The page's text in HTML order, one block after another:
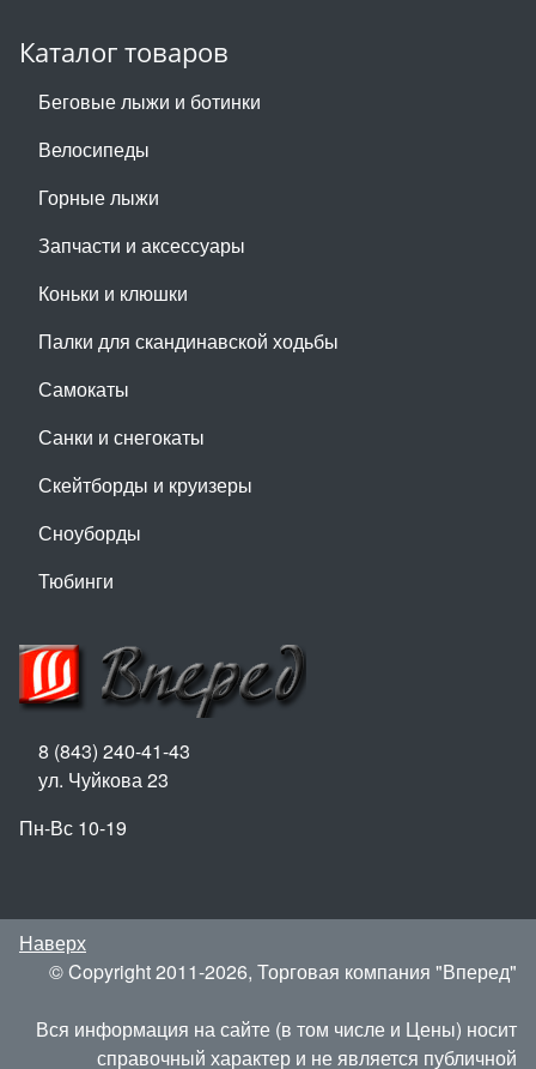
Каталог товаров
Беговые лыжи и ботинки
Велосипеды
Горные лыжи
Запчасти и аксессуары
Коньки и клюшки
Палки для скандинавской ходьбы
Самокаты
Санки и снегокаты
Скейтборды и круизеры
Сноуборды
Тюбинги
8 (843) 240-41-43
ул. Чуйкова 23
Пн-Вс 10-19
Наверх
© Copyright 2011-2026, Торговая компания "Вперед"
Вся информация на сайте (в том числе и Цены) носит
справочный характер и не является публичной